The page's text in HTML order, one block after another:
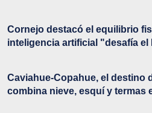
Cornejo destacó el equilibrio
inteligencia artificial "desafía el
Caviahue-Copahue, el destino
combina nieve, esquí y termas